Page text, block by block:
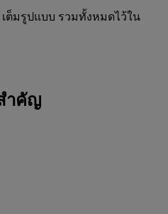
เต็มรูปแบบ รวมทั้งหมดไว้ใน
ำคัญ